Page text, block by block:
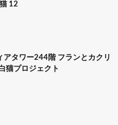
12
アタワー244階 フランとカクリ
猫プロジェクト